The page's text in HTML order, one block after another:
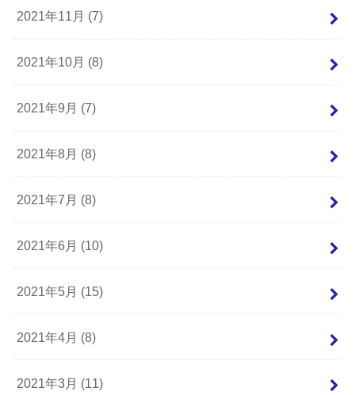
2021年11月 (7)
2021年10月 (8)
2021年9月 (7)
2021年8月 (8)
2021年7月 (8)
2021年6月 (10)
2021年5月 (15)
2021年4月 (8)
2021年3月 (11)